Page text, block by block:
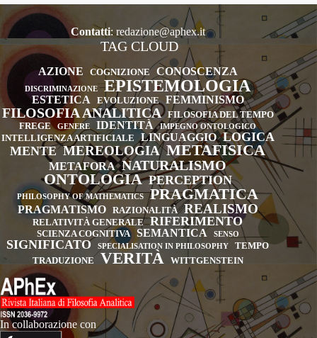
Contatti:redazione@aphex.it
TAG CLOUD
AZIONE COGNIZIONE CONOSCENZA
DISCRIMINAZIONE EPISTEMOLOGIA
ESTETICA EVOLUZIONE FEMMINISMO
FILOSOFIA ANALITICA
FILOSOFIA DEL TEMPO
FREGE
GENERE IDENTITÀ IMPEGNO ONTOLOGICO
INTELLIGENZA ARTIFICIALE LINGUAGGIO LOGICA
MENTE MEREOLOGIA METAFISICA
METAFORA NATURALISMO
ONTOLOGIA PERCEPTION
PHILOSOPHY OF MATHEMATICS PRAGMATICA
PRAGMATISMO RAZIONALITÀ REALISMO
RELATIVITÀ GENERALE RIFERIMENTO
SCIENZA COGNITIVA SEMANTICA SENSO
SIGNIFICATO SPECIALISATION IN PHILOSOPHY
TEMPO
TRADUZIONE
VERITÀ WITTGENSTEIN
In collaborazione con